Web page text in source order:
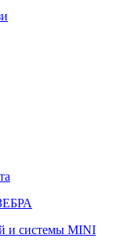
и системы MINI